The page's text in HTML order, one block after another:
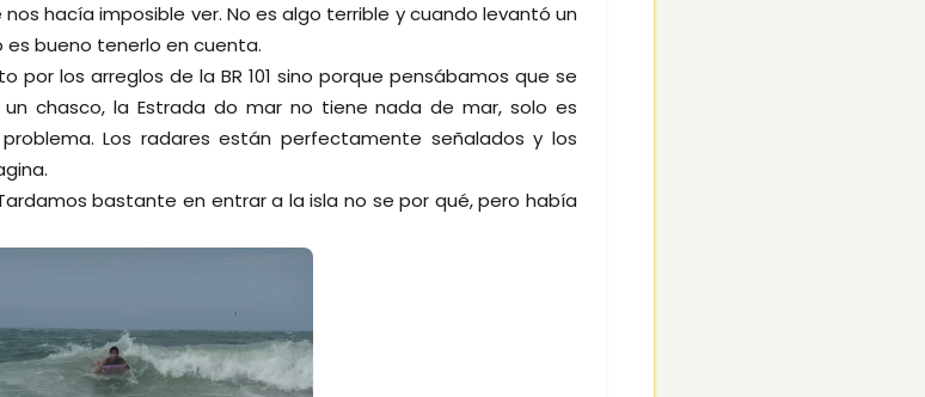
hacía imposible ver. No es algo terrible y cuando levantó un
bueno tenerlo en cuenta.
por los arreglos de la BR 101 sino porque pensábamos que se
chasco, la Estrada do mar no tiene nada de mar, solo es
Los radares están perfectamente señalados y los
bastante en entrar a la isla no se por qué, pero había